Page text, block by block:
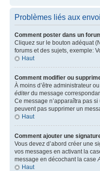
Problèmes liés aux
Comment poster dans un
Cliquez sur le bouton adéquat
forums et des sujets, exemple:
Haut
Comment modifier ou
À moins d’être administrateur
éditerdu message
Ce message n’apparaîtra pas
peuvent pas supprimer un
Haut
Comment ajouter une
Vous devez d’abord créer une
vos messages en activant la
message en décochant la case
Haut